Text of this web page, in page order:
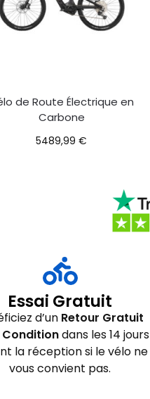
de Route Électrique en
Carbone
5489,99€
Essai Gratuit
d’un Retour Gratuit
Conditiondans les 14 jours
la réception si le vélo ne
vous convient pas.